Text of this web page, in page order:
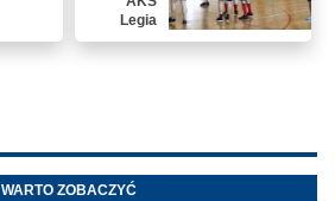
Legia
WARTO ZOBACZYĆ